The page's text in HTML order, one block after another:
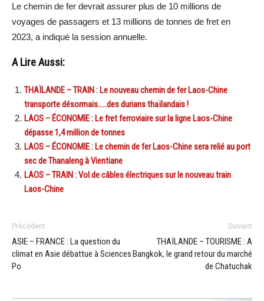
Le chemin de fer devrait assurer plus de 10 millions de
voyages de passagers et 13 millions de tonnes de fret en
2023, a indiqué la session annuelle.
A Lire Aussi:
THAÏLANDE – TRAIN : Le nouveau chemin de fer Laos-Chine
transporte désormais…..des durians thaïlandais !
LAOS – ÉCONOMIE : Le fret ferroviaire sur la ligne Laos-Chine
dépasse 1,4 million de tonnes
LAOS – ÉCONOMIE : Le chemin de fer Laos-Chine sera relié au port
sec de Thanaleng à Vientiane
LAOS – TRAIN : Vol de câbles électriques sur le nouveau train
Laos-Chine
Précédent
ASIE – FRANCE : La question du
climat en Asie débattue à Sciences
Po
Suivant
THAÏLANDE – TOURISME : A
Bangkok, le grand retour du marché
de Chatuchak